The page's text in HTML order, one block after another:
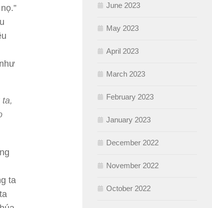
ta
June 2023
May 2023
April 2023
March 2023
February 2023
January 2023
December 2022
November 2022
October 2022